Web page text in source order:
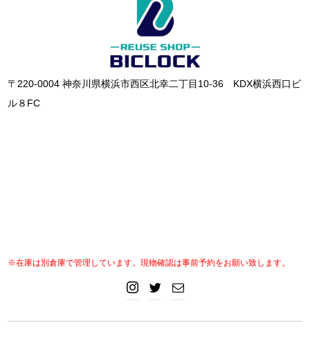
〒220-0004 神奈川県横浜市西区北幸二丁目10-36 KDX横浜西口ビ
ル８FC
※在庫は別倉庫で管理しています。現物確認は事前予約をお願い致します。